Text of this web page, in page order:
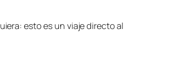
esto es un viaje directo al